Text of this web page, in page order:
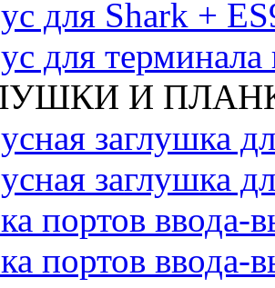
для Shark +
для терминала
И
заглушка
заглушка
портов
портов ввода-